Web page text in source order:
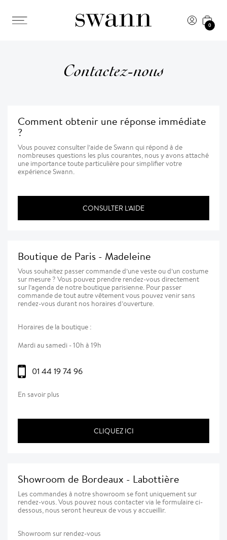
0
Contactez-nous
Comment obtenir une réponse immédiate
?
Vous pouvez consulter l’aide de Swann qui répond à de
nombreuses questions les plus courantes, nous y avons attaché
une importance toute particulière pour simplifier votre
expérience Swann.
CONSULTER L’AIDE
Boutique de Paris - Madeleine
Vous souhaitez passer commande d’une veste ou d’un costume
sur mesure ? Vous pouvez prendre rendez-vous directement
sur l’agenda de notre boutique parisienne. Pour passer
commande de tout autre vêtement vous pouvez venir sans
rendez-vous durant nos horaires d’ouverture.
Horaires de la boutique :
Mardi au samedi - 10h à 19h
01 44 19 74 96
En savoir plus
CLIQUEZ ICI
Showroom de Bordeaux - Labottière
Les commandes à notre showroom se font uniquement sur
rendez-vous. Vous pouvez nous contacter via le formulaire ci-
dessous, nous seront heureux de vous y accueillir.
Showroom sur rendez-vous